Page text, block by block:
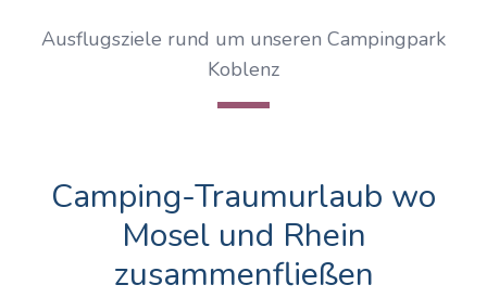
Ausflugsziele rund um unseren Campingpark
Koblenz
Camping-Traumurlaub wo
Mosel und Rhein
zusammenfließen